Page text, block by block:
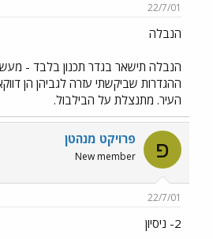
22/7/01
הנבלה
הנבלה תישאר בגדר תכנון בלבד -
ההגדרות שביקשתי עזרה לגביהן הן
העיר. מתנצלת על הבילבול.
פ פרויקט מנהטן
New member
22/7/01
2- ניסיון